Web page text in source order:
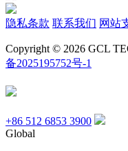
隐私条款 联系我们 网站
Copyright © 2026 GCL
备2025195752号-1
+86 512 6853 3900
Global